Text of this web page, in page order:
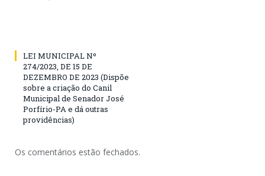
LEI MUNICIPAL Nº
274/2023, DE 15 DE
DEZEMBRO DE 2023 (Dispõe
sobre a criação do Canil
Municipal de Senador José
Porfírio-PA e dá outras
providências)
Os comentários estão fechados.